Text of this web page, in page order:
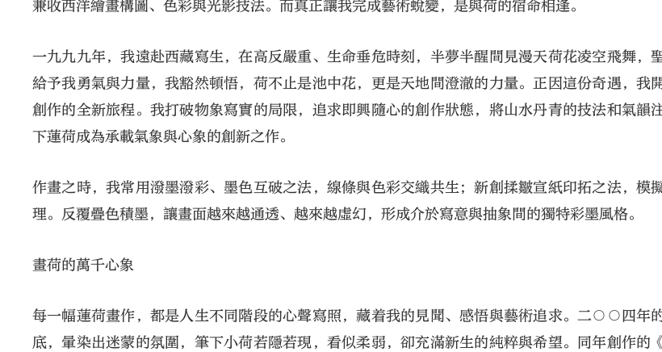
兼收西洋繪畫構圖、色彩與光影技法。而真正讓我完成藝術蛻變，是與荷的宿命相逢。
一九九九年，我遠赴西藏寫生，在高反嚴重、生命垂危時刻，半夢半醒間見漫天荷花凌空飛舞，
給予我勇氣與力量，我豁然頓悟，荷不止是池中花，更是天地間澄澈的力量。正因這份奇遇，我
創作的全新旅程。我打破物象寫實的局限，追求即興隨心的創作狀態，將山水丹青的技法和氣韻
下蓮荷成為承載氣象與心象的創新之作。
作畫之時，我常用潑墨潑彩、墨色互破之法，線條與色彩交織共生；新創揉皺宣紙印拓之法，模
理。反覆疊色積墨，讓畫面越來越通透、越來越虛幻，形成介於寫意與抽象間的獨特彩墨風格。
畫荷的萬千心象
每一幅蓮荷畫作，都是人生不同階段的心聲寫照，藏着我的見聞、感悟與藝術追求。二○○四年
底，暈染出迷蒙的氛圍，筆下小荷若隱若現，看似柔弱，卻充滿新生的純粹與希望。同年創作的